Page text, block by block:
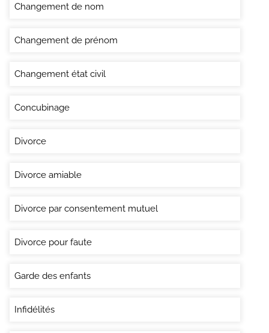
Changement de nom
Changement de prénom
Changement état civil
Concubinage
Divorce
Divorce amiable
Divorce par consentement mutuel
Divorce pour faute
Garde des enfants
Infidélités